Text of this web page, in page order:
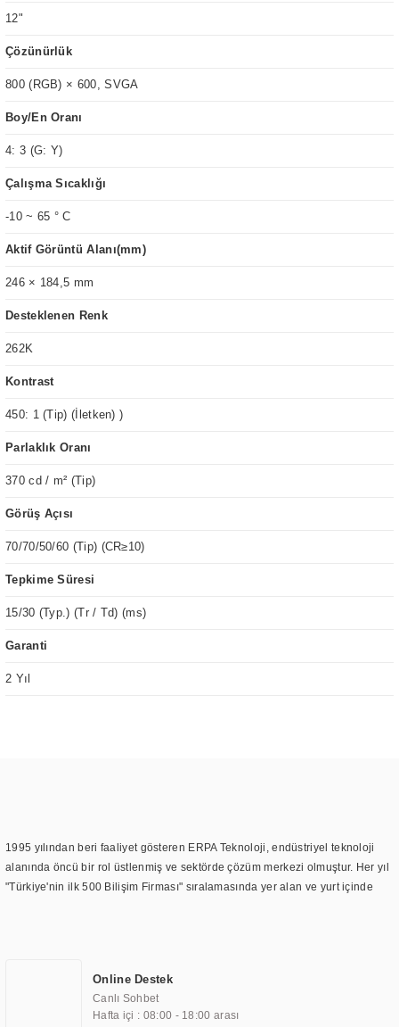
12"
Çözünürlük
800 (RGB) × 600, SVGA
Boy/En Oranı
4: 3 (G: Y)
Çalışma Sıcaklığı
-10 ~ 65 ° C
Aktif Görüntü Alanı(mm)
246 × 184,5 mm
Desteklenen Renk
262K
Kontrast
450: 1 (Tip) (İletken) )
Parlaklık Oranı
370 cd / m² (Tip)
Görüş Açısı
70/70/50/60 (Tip) (CR≥10)
Tepkime Süresi
15/30 (Typ.) (Tr / Td) (ms)
Garanti
2 Yıl
1995 yılından beri faaliyet gösteren ERPA Teknoloji, endüstriyel teknoloji
alanında öncü bir rol üstlenmiş ve sektörde çözüm merkezi olmuştur. Her yıl
"Türkiye'nin ilk 500 Bilişim Firması" sıralamasında yer alan ve yurt içinde
TOCHI markası altında kendi ürettiği ürünlerde kullanmıştır. Günümüzde
TOCHI; videowall, digital signage, kiosk, totem, akıllı durak ekranı, araç içi
ekran, asansör ekranı, digital menüboard, marin ekran, medikal ekran,
Online Destek
Canlı Sohbet
Hafta içi : 08:00 - 18:00 arası